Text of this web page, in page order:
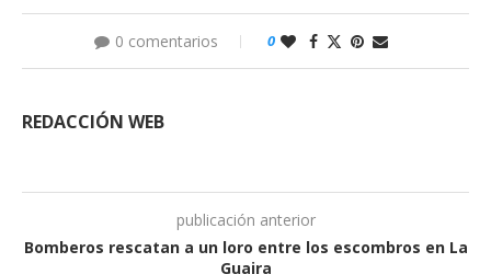
0 comentarios 0
REDACCIÓN WEB
publicación anterior
Bomberos rescatan a un loro entre los escombros en La
Guaira